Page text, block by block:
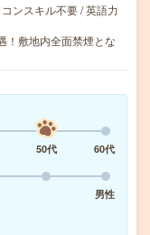
ンスキル不要 / 英語力
！敷地内全面禁煙とな
50代
60代
男性